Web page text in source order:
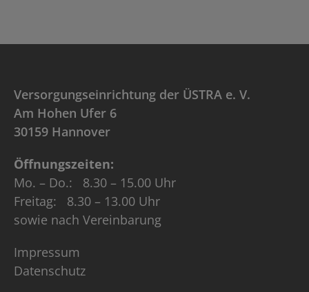
Versorgungseinrichtung der ÜSTRA e. V.
Am Hohen Ufer 6
30159 Hannover
Öffnungszeiten:
Mo. – Do.: 8.30 – 15.00 Uhr
Freitag: 8.30 – 13.00 Uhr
sowie nach Vereinbarung
Impressum
Datenschutz